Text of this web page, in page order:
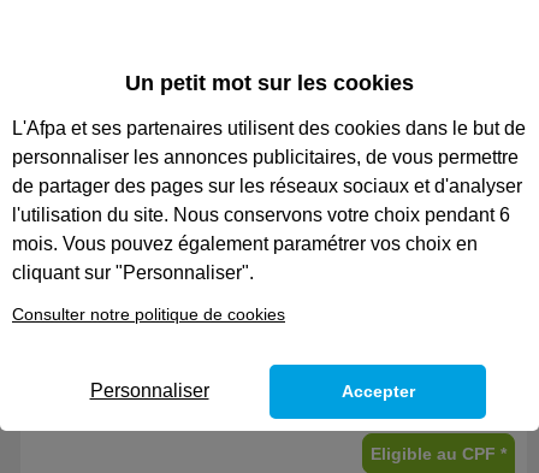
ADR- FORMATION
CONDUCTEURS
MARCHANDISES
DANGEREUSES RECYCLAGE
BASE
marchandises dangereuses
Eligible au CPF *
Un petit mot sur les cookies
L'Afpa et ses partenaires utilisent des cookies dans le but de
personnaliser les annonces publicitaires, de vous permettre
de partager des pages sur les réseaux sociaux et d'analyser
l'utilisation du site. Nous conservons votre choix pendant 6
mois. Vous pouvez également paramétrer vos choix en
cliquant sur "Personnaliser".
Consulter notre politique de cookies
Personnaliser Accepter